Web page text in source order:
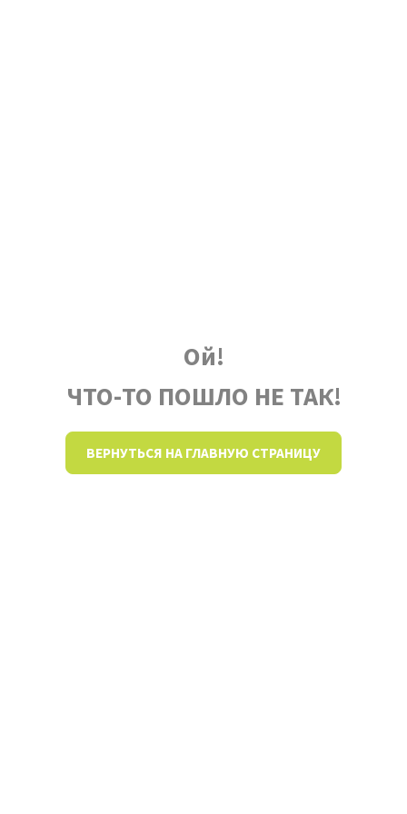
Ой!
ЧТО-ТО ПОШЛО НЕ ТАК!
ВЕРНУТЬСЯ НА ГЛАВНУЮ СТРАНИЦУ